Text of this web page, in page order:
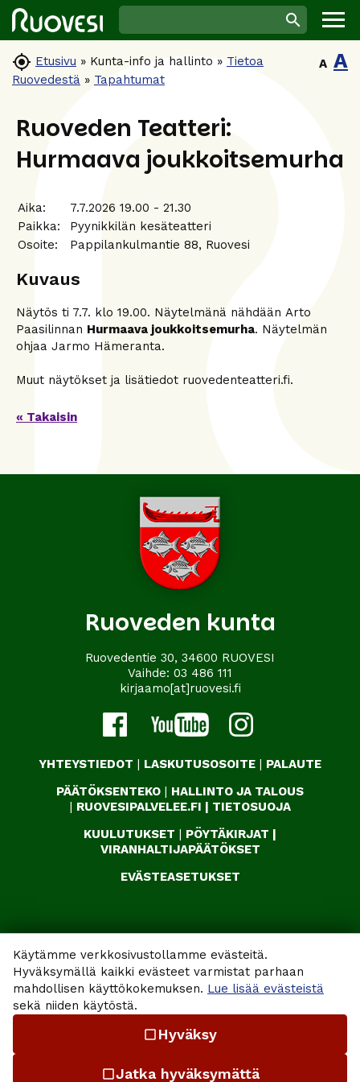
Käytämme verkkosivustollamme evästeitä.
Hyväksymällä kaikki evästeet varmistat parhaan
mahdollisen käyttökokemuksen. Lue lisää evästeistä
sekä niiden käytöstä.
check_box_outline_blank Hyväksy
check_box_outline_blankJatka hyväksymättä
 Etusivu » Kunta-info ja hallinto » Tietoa
Ruovedestä » Tapahtumat
A A
Ruoveden Teatteri:
Hurmaava joukkoitsemurha
Aika:
7.7.2026 19.00 - 21.30
Paikka:
Pyynikkilän kesäteatteri
Osoite:
Pappilankulmantie 88, Ruovesi
Kuvaus
Näytös ti 7.7. klo 19.00. Näytelmänä nähdään Arto
Paasilinnan Hurmaava joukkoitsemurha. Näytelmän
ohjaa Jarmo Hämeranta.
Muut näytökset ja lisätiedot ruovedenteatteri.fi.
« Takaisin
Ruoveden kunta
Ruovedentie 30, 34600 RUOVESI
Vaihde: 03 486 111
kirjaamo[at]ruovesi.fi
YHTEYSTIEDOT | LASKUTUSOSOITE | PALAUTE
PÄÄTÖKSENTEKO | HALLINTO JA TALOUS
| RUOVESIPALVELEE.FI | TIETOSUOJA
KUULUTUKSET | PÖYTÄKIRJAT |
VIRANHALTIJAPÄÄTÖKSET
EVÄSTEASETUKSET